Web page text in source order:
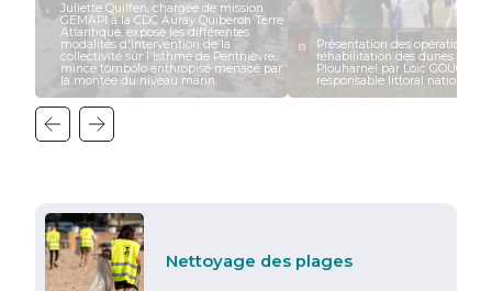
Juliette Quilfen, chargée de mission
GEMAPI à la CDC Auray Quiberon Terre
Atlantique, expose les différentes
modalités d'intervention de la
collectivité sur l'Isthme de Penthièvre,
mince tombolo anthropisé menacé par
la montée du niveau marin.
Présentation des opérations de
réhabilitation des dunes
Plouharnel par Loïc GOUGUET,
responsable littoral national à
Nettoyage des plages